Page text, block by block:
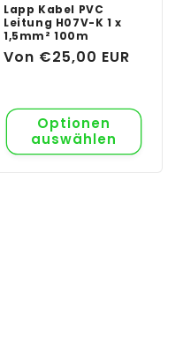
Lapp Kabel PVC
Leitung H07V-K 1 x
1,5mm² 100m
Normaler
Von €25,00 EUR
Optionen
auswählen